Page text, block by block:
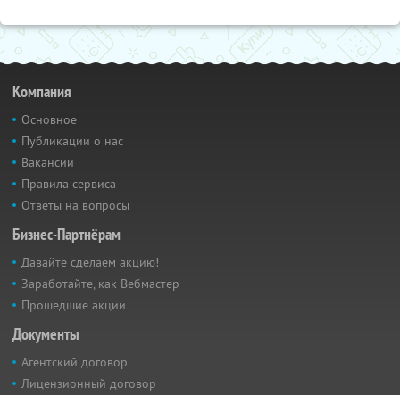
Компания
Основное
Публикации о нас
Вакансии
Правила сервиса
Ответы на вопросы
Бизнес-Партнёрам
Давайте сделаем акцию!
Заработайте, как Вебмастер
Прошедшие акции
Документы
Агентский договор
Лицензионный договор